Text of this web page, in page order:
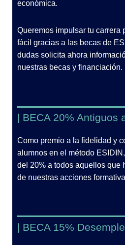
económica.
Queremos impulsar tu carrera
fácil gracias a las becas de
dudas solicita ahora
nuestras becas y financiación.
| BECA 20% Antiguos
Como premio a la fidelidad y
alumnos en el método
del 20% a todos aquellos que
de nuestras acciones
| BECA 15%